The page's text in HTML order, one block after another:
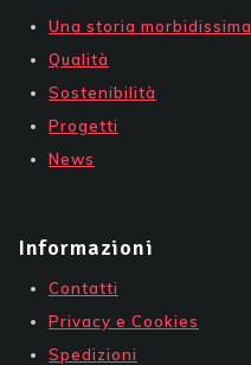
Una storia morbidissima
Qualità
Sostenibilità
Progetti
News
Informazioni
Contatti
Privacy e Cookies
Spedizioni